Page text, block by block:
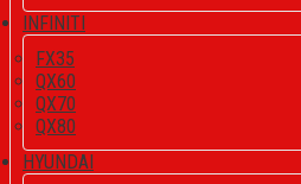
INFINITI
FX35
QX60
QX70
QX80
HYUNDAI